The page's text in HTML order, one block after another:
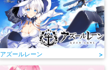
アズールレーン >